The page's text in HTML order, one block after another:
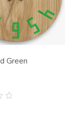
Green